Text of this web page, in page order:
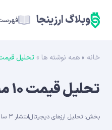
وبلاگ ارزینجا
خانه » همه نوشته ها » تحلیل قیمت 10 میم کوین در سال
تحلیل قیمت 10 میم کوین در سال 2023
بخش: تحلیل ارزهای دیجیتالانتشار 3 سال قبل